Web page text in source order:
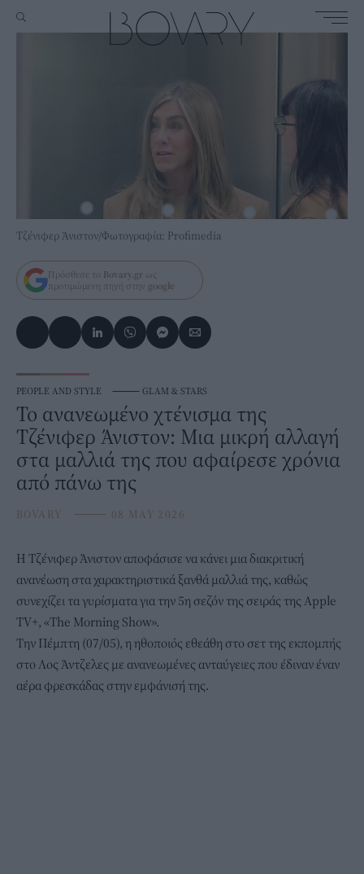
Τζένιφερ Άνιστον/Φωτογραφία: Profimedia
Πρόσθεσε το Bovary.gr ως
προτιμώμενη πηγή στην google
PEOPLE AND STYLE ⸻ GLAM & STARS
Το ανανεωμένο χτένισμα της
Τζένιφερ Άνιστον: Μια μικρή αλλαγή
στα μαλλιά της που αφαίρεσε χρόνια
από πάνω της
BOVARY ⸻ 08 MAY 2026
Η Τζένιφερ Άνιστον αποφάσισε να κάνει μια διακριτική
ανανέωση στα χαρακτηριστικά ξανθά μαλλιά της, καθώς
συνεχίζει τα γυρίσματα για την 5η σεζόν της σειράς της Apple
TV+, «The Morning Show».
Την Πέμπτη (07/05), η ηθοποιός εθεάθη στο σετ της εκπομπής
στο Λος Άντζελες με ανανεωμένες ανταύγειες που έδιναν έναν
αέρα φρεσκάδας στην εμφάνισή της.